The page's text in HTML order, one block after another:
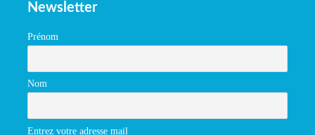
Newsletter
Prénom
Nom
Entrez votre adresse mail